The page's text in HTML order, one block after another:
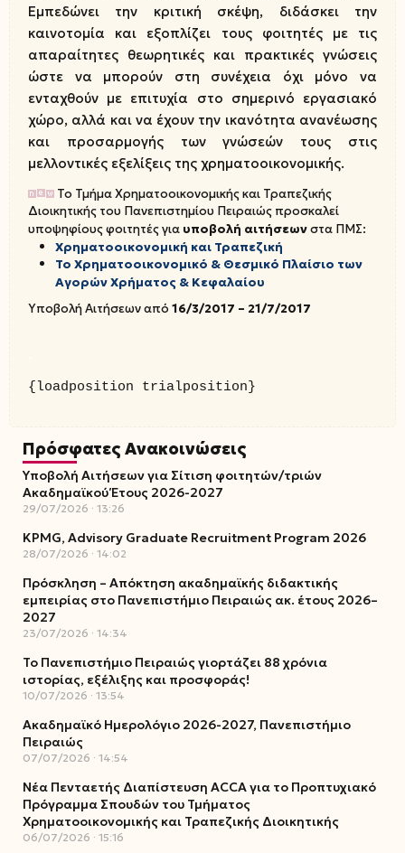
Εμπεδώνει την κριτική σκέψη, διδάσκει την
καινοτομία και εξοπλίζει τους φοιτητές με τις
απαραίτητες θεωρητικές και πρακτικές γνώσεις
ώστε να μπορούν στη συνέχεια όχι μόνο να
ενταχθούν με επιτυχία στο σημερινό εργασιακό
χώρο, αλλά και να έχουν την ικανότητα ανανέωσης
και προσαρμογής των γνώσεών τους στις
μελλοντικές εξελίξεις της χρηματοοικονομικής.
Το Τμήμα Χρηματοοικονομικής και Τραπεζικής
Διοικητικής του Πανεπιστημίου Πειραιώς προσκαλεί
υποψηφίους φοιτητές για υποβολή αιτήσεωνστα ΠΜΣ:
Χρηματοοικονομική και Τραπεζική
Το Χρηματοοικονομικό & Θεσμικό Πλαίσιο των
Αγορών Χρήματος & Κεφαλαίου
Υποβολή Αιτήσεων από16/3/2017 – 21/7/2017
{loadposition trialposition}
Πρόσφατες Ανακοινώσεις
Υποβολή Αιτήσεων για Σίτιση φοιτητών/τριών
Ακαδημαϊκού Έτους 2026-2027
29/07/2026 13:26
KPMG, Advisory Graduate Recruitment Program 2026
28/07/2026 14:02
Πρόσκληση – Απόκτηση ακαδημαϊκής διδακτικής
εμπειρίας στο Πανεπιστήμιο Πειραιώς ακ. έτους 2026–
2027
23/07/2026 14:34
Το Πανεπιστήμιο Πειραιώς γιορτάζει 88 χρόνια
ιστορίας, εξέλιξης και προσφοράς!
10/07/2026 13:54
Ακαδημαϊκό Ημερολόγιο 2026-2027, Πανεπιστήμιο
Πειραιώς
07/07/2026 14:54
Νέα Πενταετής Διαπίστευση ACCA για το Προπτυχιακό
Πρόγραμμα Σπουδών του Τμήματος
Χρηματοοικονομικής και Τραπεζικής Διοικητικής
06/07/2026 15:16